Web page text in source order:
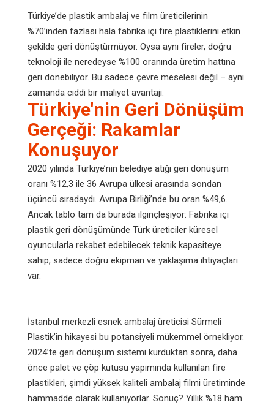
Türkiye’de plastik ambalaj ve film üreticilerinin
%70’inden fazlası hala fabrika içi fire plastiklerini etkin
şekilde geri dönüştürmüyor. Oysa aynı fireler, doğru
teknoloji ile neredeyse %100 oranında üretim hattına
geri dönebiliyor. Bu sadece çevre meselesi değil – aynı
zamanda ciddi bir maliyet avantajı.
Türkiye'nin Geri Dönüşüm
Gerçeği: Rakamlar
Konuşuyor
2020 yılında Türkiye’nin belediye atığı geri dönüşüm
oranı %12,3 ile 36 Avrupa ülkesi arasında sondan
üçüncü sıradaydı. Avrupa Birliği’nde bu oran %49,6.
Ancak tablo tam da burada ilginçleşiyor: Fabrika içi
plastik geri dönüşümünde Türk üreticiler küresel
oyuncularla rekabet edebilecek teknik kapasiteye
sahip, sadece doğru ekipman ve yaklaşıma ihtiyaçları
var.
İstanbul merkezli esnek ambalaj üreticisi Sürmeli
Plastik’in hikayesi bu potansiyeli mükemmel örnekliyor.
2024’te geri dönüşüm sistemi kurduktan sonra, daha
önce palet ve çöp kutusu yapımında kullanılan fire
plastikleri, şimdi yüksek kaliteli ambalaj filmi üretiminde
hammadde olarak kullanıyorlar. Sonuç? Yıllık %18 ham